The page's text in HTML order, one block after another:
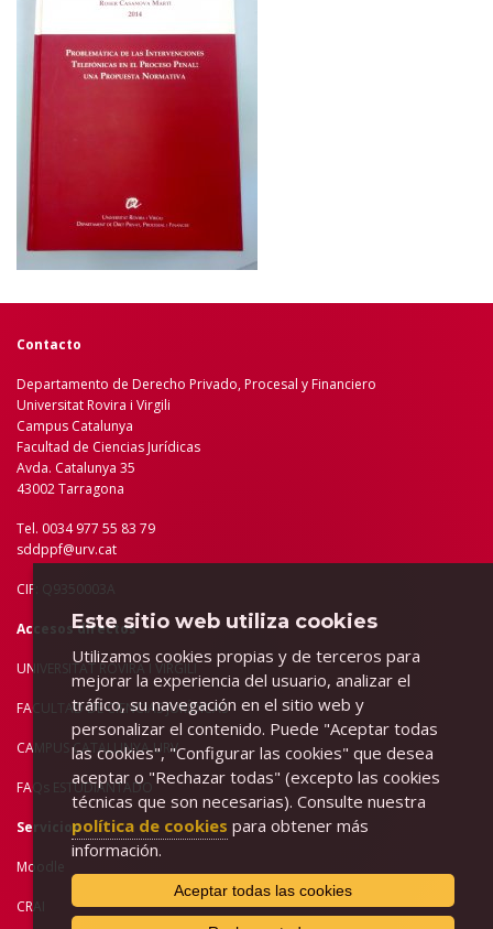
Contacto
Departamento de Derecho Privado, Procesal y Financiero
Universitat Rovira i Virgili
Campus Catalunya
Facultad de Ciencias Jurídicas
Avda. Catalunya 35
43002 Tarragona
Tel. 0034 977 55 83 79
sddppf@urv.cat
CIF: Q9350003A
Accesos directos
UNIVERSITAT ROVIRA I VIRGILI
FACULTAD DE CIENCIAS JURÍDICAS
CAMPUS CATALUNYA URV
FAQs ESTUDIANTADO
Servicios
Moodle
CRAI
Este sitio web utiliza cookies
Utilizamos cookies propias y de terceros para
mejorar la experiencia del usuario, analizar el
tráfico, su navegación en el sitio web y
personalizar el contenido. Puede "Aceptar todas
las cookies", "Configurar las cookies" que desea
aceptar o "Rechazar todas" (excepto las cookies
técnicas que son necesarias). Consulte nuestra
política de cookies para obtener más
información.
Aceptar todas las cookies